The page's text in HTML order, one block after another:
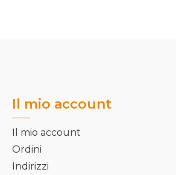
Il mio account
Il mio account
Ordini
Indirizzi